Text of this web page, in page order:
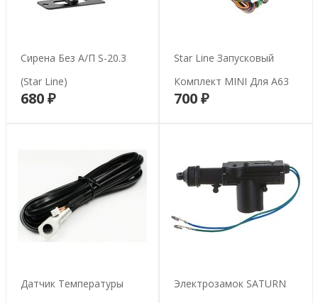
Сирена Без А/п S-20.3
(Star Line)
680 ₽В корзину
Star Line Запусковый
Комплект MINI Для А63
700 ₽В корзину
Датчик Температуры
Электрозамок SATURN